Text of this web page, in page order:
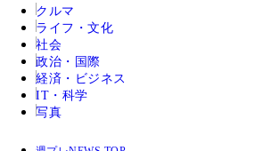
クルマ
ライフ・文化
社会
政治・国際
経済・ビジネス
IT・科学
写真